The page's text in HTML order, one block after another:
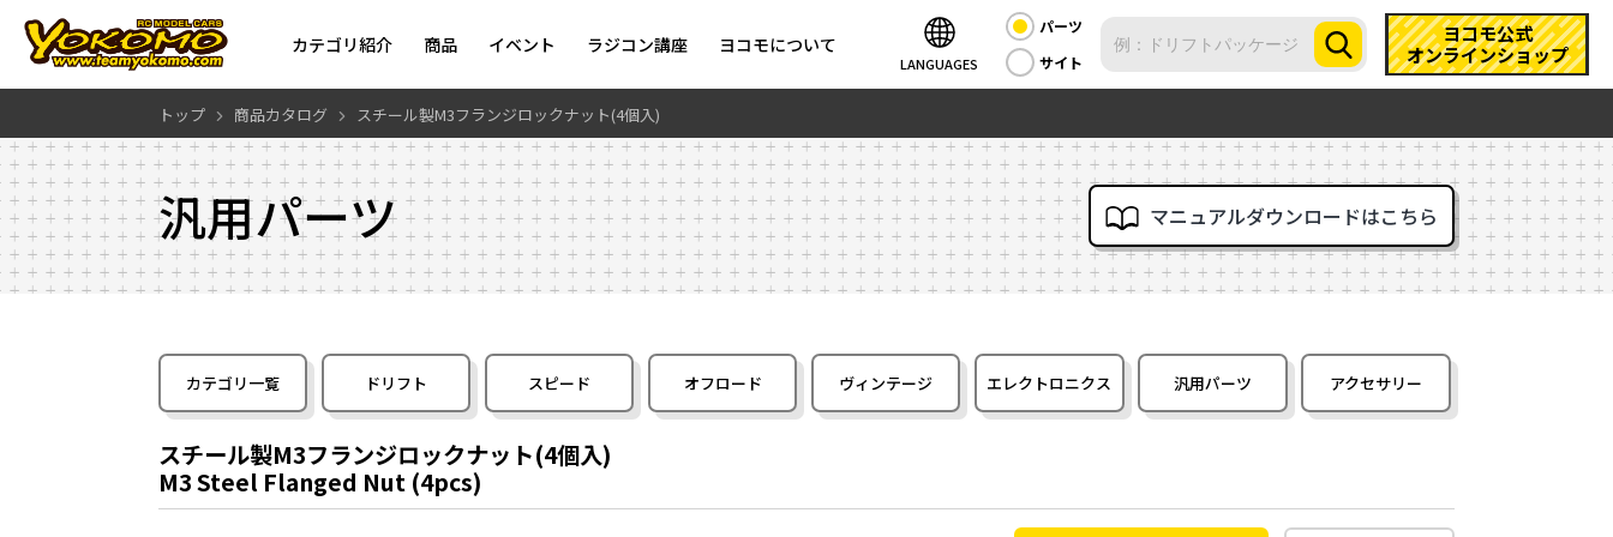
カテゴリ紹介 商品 イベント ラジコン講座 ヨコモについて
LANGUAGES
パーツ
サイト
ヨコモ公式
オンラインショップ
トップ 商品カタログ スチール製M3フランジロックナット(4個入)
汎用パーツ マニュアルダウンロードはこちら
カテゴリ一覧 ドリフト スピード オフロード ヴィンテージ エレクトロニクス 汎用パーツ アクセサリー
スチール製M3フランジロックナット(4個入)
M3 Steel Flanged Nut (4pcs)